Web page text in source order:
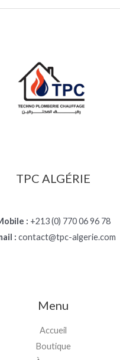
TPC ALGÉRIE
: +213 (0) 770 06 96 78
: contact@tpc-algerie.com
Menu
Accueil
Boutique